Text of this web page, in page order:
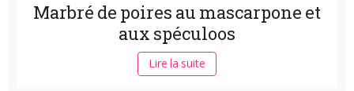
Marbré de poires au mascarpone et
aux spéculoos
Lire la suite